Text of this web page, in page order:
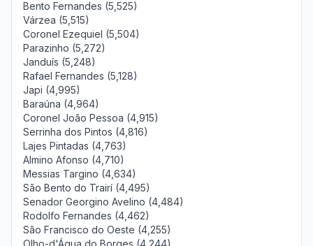
Bento Fernandes (5,525)
Várzea (5,515)
Coronel Ezequiel (5,504)
Parazinho (5,272)
Janduís (5,248)
Rafael Fernandes (5,128)
Japi (4,995)
Baraúna (4,964)
Coronel João Pessoa (4,915)
Serrinha dos Pintos (4,816)
Lajes Pintadas (4,763)
Almino Afonso (4,710)
Messias Targino (4,634)
São Bento do Trairí (4,495)
Senador Georgino Avelino (4,484)
Rodolfo Fernandes (4,462)
São Francisco do Oeste (4,255)
Olho-d'Água do Borges (4,244)